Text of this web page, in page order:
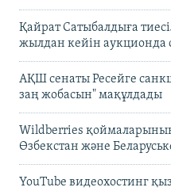
Қайрат Сатыбалдыға
жылдан кейін аукционда
АҚШ сенаты Ресейге
заң жобасын" мақұлдады
Wildberries қоймаларының
Өзбекстан және
YouTube видеохостинг